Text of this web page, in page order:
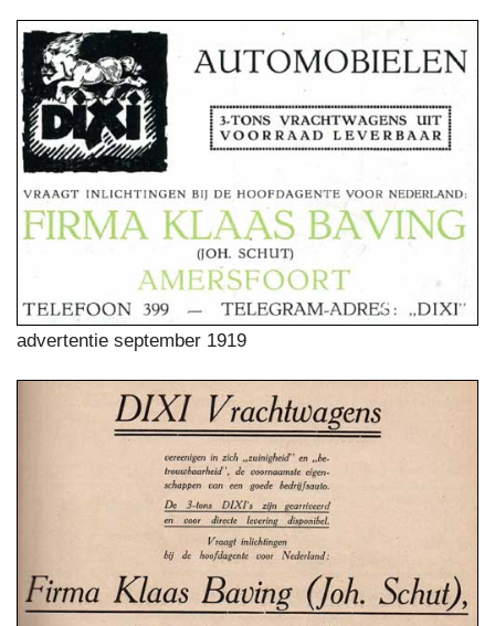
advertentie september 1919